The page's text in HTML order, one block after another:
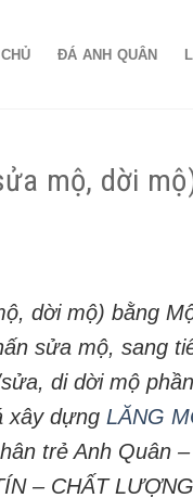
ĐÁ ANH QUÂN
mộ, dời
dời mộ) bằng
sửa mộ, sang
di dời mộ
xây dựng LĂNG
trẻ Anh Quân
– CHẤT